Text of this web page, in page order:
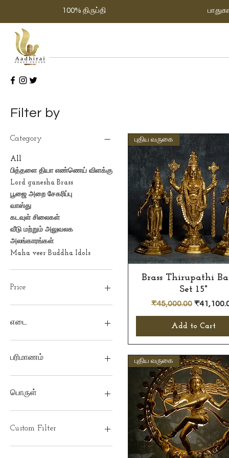
100% திருப்தி
Filter by
Category
All
பித்தளை தியா எண்ணெய் விளக்கு
Lord ganesha Brass
பூஜை அறை சேகரிப்பு
வாஸ்து
கடவுள் சிலைகள்
வீடு மற்றும் அலுவலக
அலங்காரங்கள்
Maha veer Buddha Idols
Price
எடை
பரிமாணம்
பொருள்
Custom Filter
Quick View
புதிய வருகை
Brass Thirupathi
Set 15"
Regular Price
₹45,000.00 Sale
Add to Cart
புதிய வருகை